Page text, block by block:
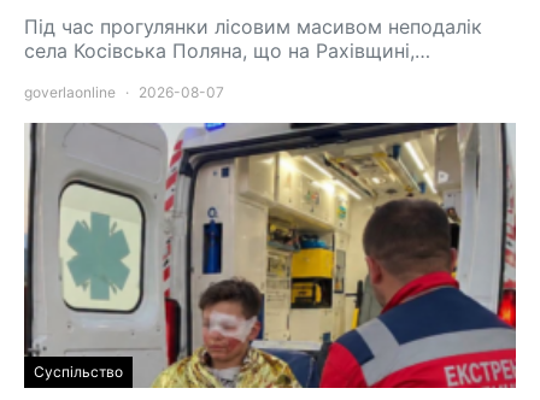
Під час прогулянки лісовим масивом неподалік
села Косівська Поляна, що на Рахівщині,…
goverlaonline 2026-08-07
Суспільство